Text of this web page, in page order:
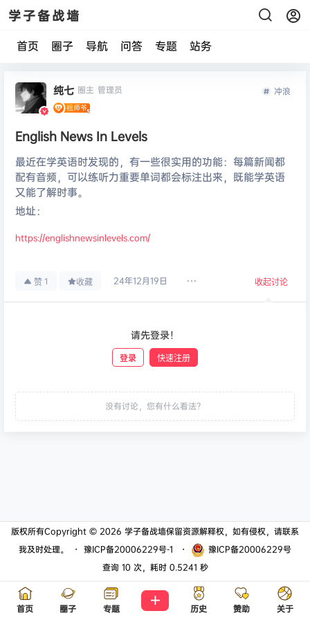
学子备战墙
首页 圈子 导航 问答 专题 站务
纯七 圈主 管理员 冲浪
English News In Levels
最近在学英语时发现的，有一些很实用的功能：每篇新闻都
配有音频，可以练听力重要单词都会标注出来，既能学英语
又能了解时事。
地址：
https://englishnewsinlevels.com/
赞 1 收藏 24年12月19日 收起讨论
请先登录！
登录 快速注册
没有讨论，您有什么看法？
版权所有Copyright © 2026 学子备战墙保留资源解释权，如有侵权，请联系
我及时处理。
・ 豫ICP备20006229号-1 ・
豫ICP备20006229号
查询 10 次，耗时 0.5241 秒
首页 圈子 专题 历史 赞助 关于